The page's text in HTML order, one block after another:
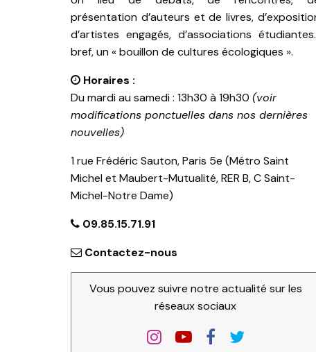
présentation d’auteurs et de livres,
d’artistes engagés, d’associations
bref, un « bouillon de cultures écologiques ».
Horaires :
Du mardi au samedi : 13h30 à 19h30 (voir
modifications ponctuelles dans nos dernières
nouvelles)
1 rue Frédéric Sauton, Paris 5e (Métro Saint
Michel et Maubert-Mutualité, RER B, C Saint-
Michel-Notre Dame)
09.85.15.71.91
Contactez-nous
Vous pouvez suivre notre actualité sur les
réseaux sociaux